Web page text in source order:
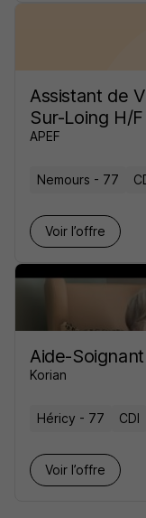
Assistant de
Sur-Loing H/F
APEF
Nemours - 77
Voir l’offre
Aide-
Korian
Héricy - 77 CDI
Voir l’offre